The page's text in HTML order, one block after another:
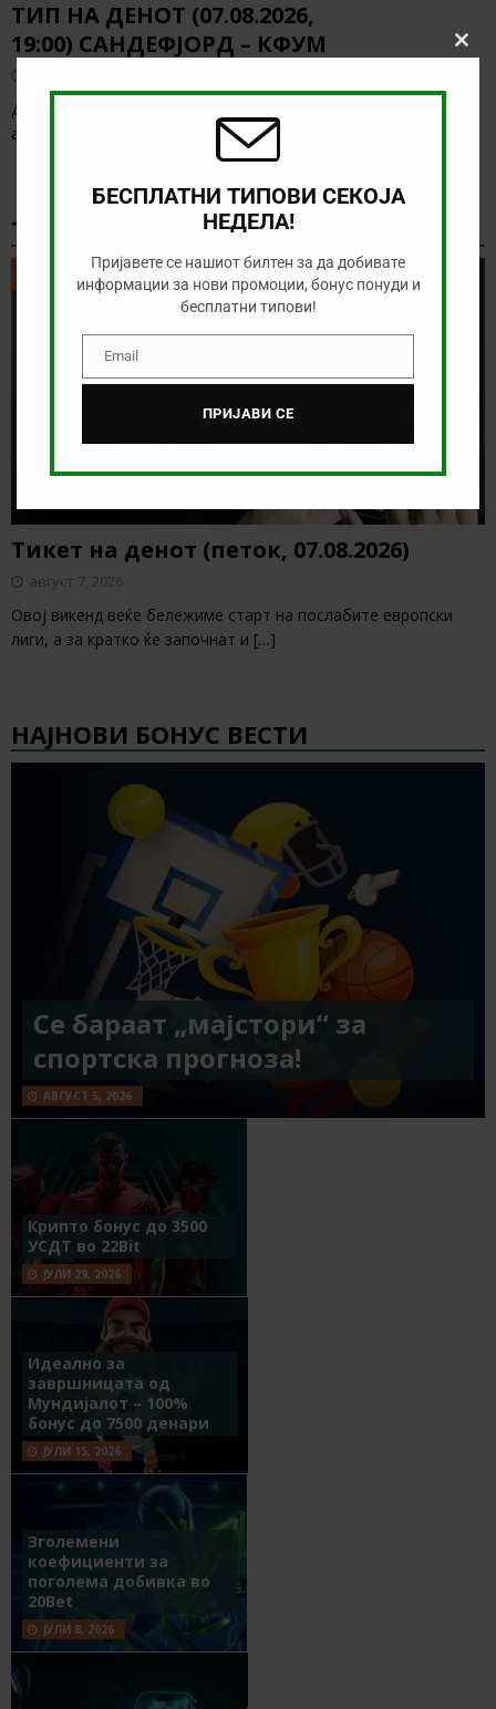
ТИП НА ДЕНОТ (07.08.2026,
19:00) САНДЕФЈОРД – КФУМ
Денес нема солидна понуда за обложување, а ние ќе го
анализираме дуелот од норвешката лига
ТИКЕТ НА ДЕНОТ
ТИКЕТ НА ДЕНОТ
Тикет на денот (петок, 07.08.2026)
август 7, 2026
Овој викенд веќе бележиме старт на послабите европски
лиги, а за кратко ќе започнат и […]
НАЈНОВИ БОНУС ВЕСТИ
Се бараат „мајстори“ за
спортска прогноза!
АВГУСТ 5, 2026
Крипто бонус до 3500
УСДТ во 22Bit
ЈУЛИ 29, 2026
Идеално за
завршницата од
Мундијалот – 100%
бонус до 7500 денари
ЈУЛИ 15, 2026
Зголемени
коефициенти за
поголема добивка во
20Bet
ЈУЛИ 8, 2026
Close
БЕСПЛАТНИ ТИПОВИ СЕКОЈА
НЕДЕЛА!
Пријавете се нашиот билтен за да добивате
информации за нови промоции, бонус понуди и
бесплатни типови!
EmailEmail
ПРИЈАВИ СЕ